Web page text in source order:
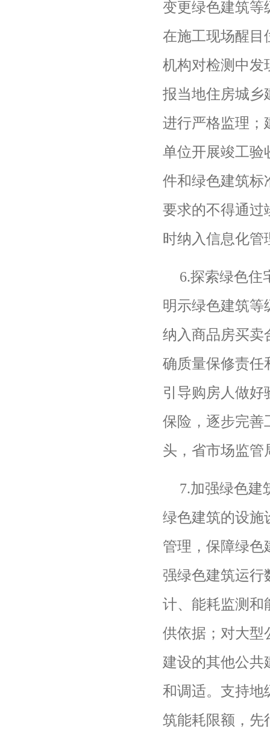
变更绿色建筑等
在施工现场醒目
机构对检测中发
报当地住房城乡
进行严格监理；
单位开展竣工验
件和绿色建筑标
要求的不得通过
时纳入信息化
6.探索绿色住
明示绿色建筑等
纳入商品房买卖
确质量保修责任
引导购房人做
保险，逐步完善
头，省市场监管
7.加强绿色建
绿色建筑的设施
管理，保障绿色
强绿色建筑运行
计、能耗监测和
供依据；对大型
建设的其他公共
和调适。支持地
筑能耗限额，先